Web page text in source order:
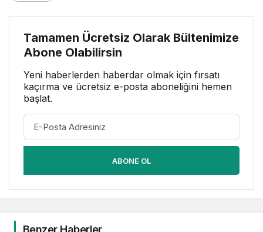
Tamamen Ücretsiz Olarak Bültenimize
Abone Olabilirsin
Yeni haberlerden haberdar olmak için fırsatı
kaçırma ve ücretsiz e-posta aboneliğini hemen
başlat.
ABONE OL
Benzer Haberler